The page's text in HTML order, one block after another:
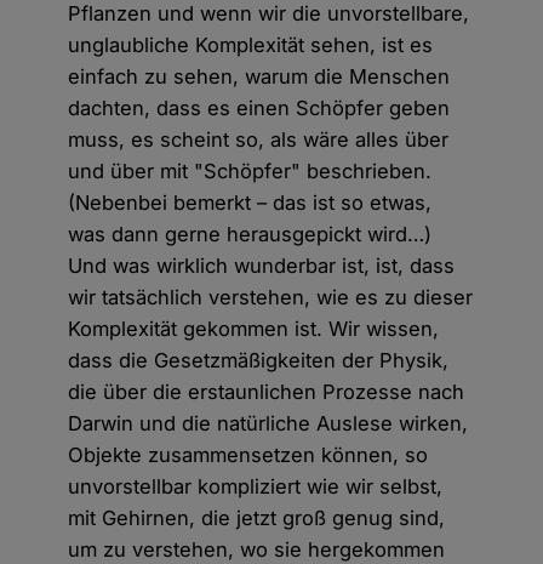
Pflanzen und wenn wir die unvorstellbare,
unglaubliche Komplexität sehen, ist es
einfach zu sehen, warum die Menschen
dachten, dass es einen Schöpfer geben
muss, es scheint so, als wäre alles über
und über mit "Schöpfer" beschrieben.
(Nebenbei bemerkt – das ist so etwas,
was dann gerne herausgepickt wird…)
Und was wirklich wunderbar ist, ist, dass
wir tatsächlich verstehen, wie es zu dieser
Komplexität gekommen ist. Wir wissen,
dass die Gesetzmäßigkeiten der Physik,
die über die erstaunlichen Prozesse nach
Darwin und die natürliche Auslese wirken,
Objekte zusammensetzen können, so
unvorstellbar kompliziert wie wir selbst,
mit Gehirnen, die jetzt groß genug sind,
um zu verstehen, wo sie hergekommen